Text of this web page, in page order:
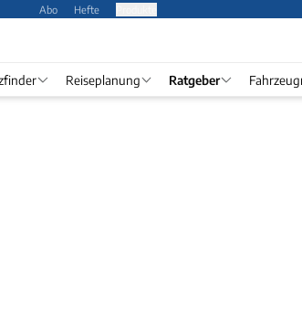
Abo Hefte
Reiseplanung Ratgeber